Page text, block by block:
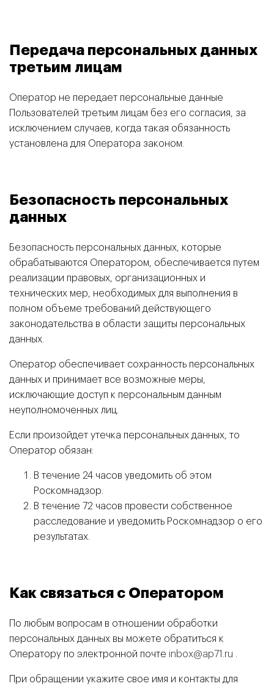
Передача персональных данных
третьим лицам
Оператор не передает персональные данные
Пользователей третьим лицам без его согласия, за
исключением случаев, когда такая обязанность
установлена для Оператора законом.
Безопасность персональных
данных
Безопасность персональных данных, которые
обрабатываются Оператором, обеспечивается путем
реализации правовых, организационных и
технических мер, необходимых для выполнения в
полном объеме требований действующего
законодательства в области защиты персональных
данных.
Оператор обеспечивает сохранность персональных
данных и принимает все возможные меры,
исключающие доступ к персональным данным
неуполномоченных лиц.
Если произойдет утечка персональных данных, то
Оператор обязан:
В течение 24 часов уведомить об этом
Роскомнадзор.
В течение 72 часов провести собственное
расследование и уведомить Роскомнадзор о его
результатах.
Как связаться с Оператором
По любым вопросам в отношении обработки
персональных данных вы можете обратиться к
Оператору по электронной почте inbox@ap71.ru .
При обращении укажите свое имя и контакты для